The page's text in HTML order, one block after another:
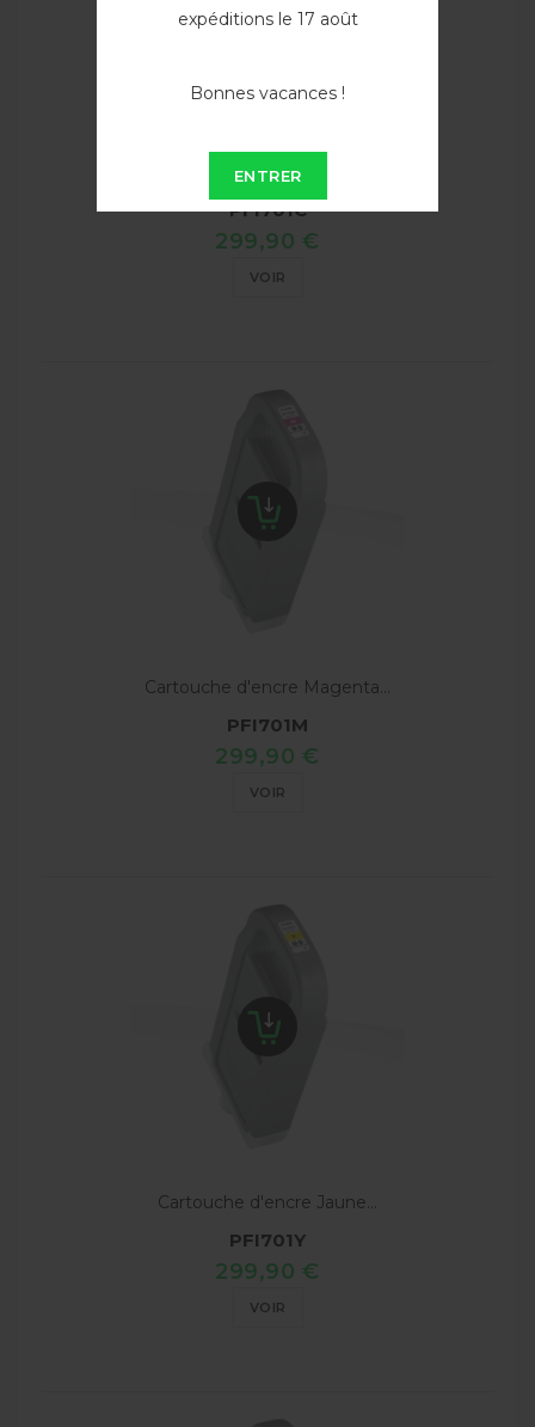
expéditions le 17 août
Bonnes vacances !
ENTRER
Cartouche d'encre Cyan...
PFI701C
299,90 €
VOIR
Cartouche d'encre Magenta...
PFI701M
299,90 €
VOIR
Cartouche d'encre Jaune...
PFI701Y
299,90 €
VOIR